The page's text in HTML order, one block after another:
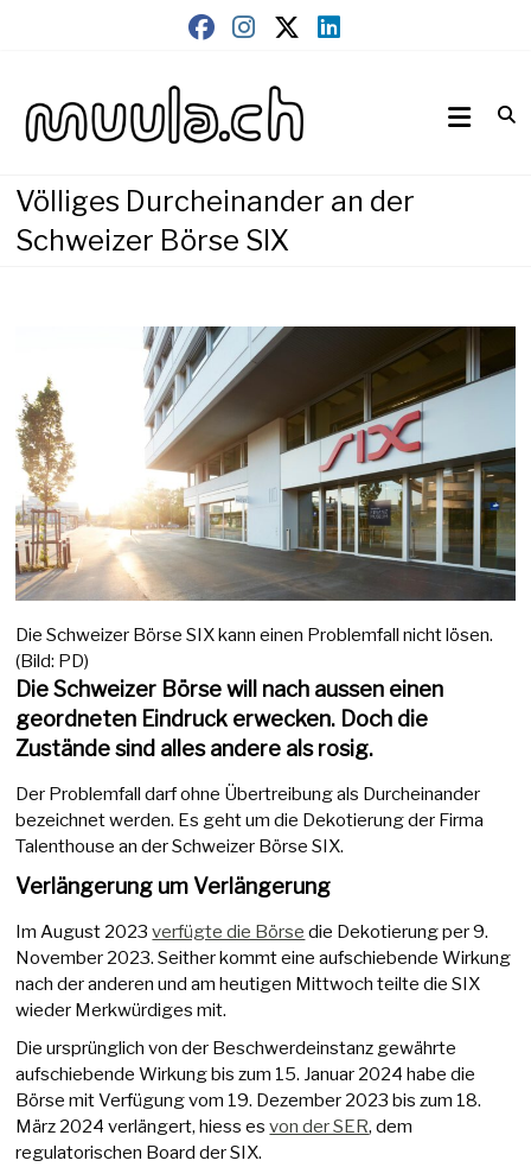
muula.ch
Völliges Durcheinander an der
Schweizer Börse SIX
Die Schweizer Börse SIX kann einen Problemfall nicht lösen.
(Bild: PD)
Die Schweizer Börse will nach aussen einen
geordneten Eindruck erwecken. Doch die
Zustände sind alles andere als rosig.
Der Problemfall darf ohne Übertreibung als Durcheinander
bezeichnet werden. Es geht um die Dekotierung der Firma
Talenthouse an der Schweizer Börse SIX.
Verlängerung um Verlängerung
Im August 2023verfügte die Börse die Dekotierung per 9.
November 2023. Seither kommt eine aufschiebende Wirkung
nach der anderen und am heutigen Mittwoch teilte die SIX
wieder Merkwürdiges mit.
Die ursprünglich von der Beschwerdeinstanz gewährte
aufschiebende Wirkung bis zum 15. Januar 2024 habe die
Börse mit Verfügung vom 19. Dezember 2023 bis zum 18.
März 2024 verlängert, hiess esvon der SER, dem
regulatorischen Board der SIX.